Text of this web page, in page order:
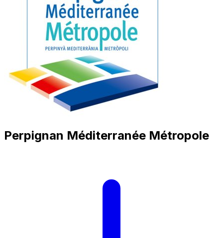
Perpignan Méditerranée Métropole